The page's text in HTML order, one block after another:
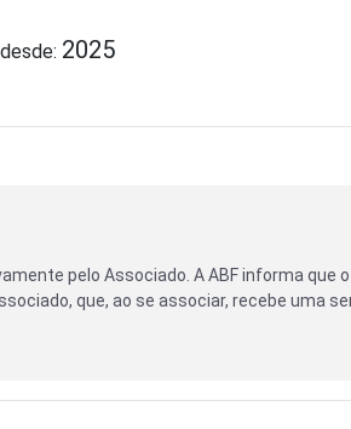
2025
pelo Associado. A ABF informa que
que, ao se associar, recebe uma